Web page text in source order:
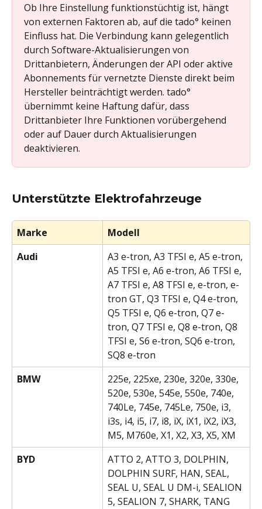
Ob Ihre Einstellung funktionstüchtig ist, hängt
von externen Faktoren ab, auf die tado° keinen
Einfluss hat. Die Verbindung kann gelegentlich
durch Software-Aktualisierungen von
Drittanbietern, Änderungen der API oder aktive
Abonnements für vernetzte Dienste direkt beim
Hersteller beinträchtigt werden. tado°
übernimmt keine Haftung dafür, dass
Drittanbieter Ihre Funktionen vorübergehend
oder auf Dauer durch Aktualisierungen
deaktivieren.
Unterstützte Elektrofahrzeuge
Marke
Modell
Audi
A3 e-tron, A3 TFSI e, A5 e-tron,
A5 TFSI e, A6 e-tron, A6 TFSI e,
A7 TFSI e, A8 TFSI e, e-tron, e-
tron GT, Q3 TFSI e, Q4 e-tron,
Q5 TFSI e, Q6 e-tron, Q7 e-
tron, Q7 TFSI e, Q8 e-tron, Q8
TFSI e, S6 e-tron, SQ6 e-tron,
SQ8 e-tron
BMW
225e, 225xe, 230e, 320e, 330e,
520e, 530e, 545e, 550e, 740e,
740Le, 745e, 745Le, 750e, i3,
i3s, i4, i5, i7, i8, iX, iX1, iX2, iX3,
M5, M760e, X1, X2, X3, X5, XM
BYD
ATTO 2, ATTO 3, DOLPHIN,
DOLPHIN SURF, HAN, SEAL,
SEAL U, SEAL U DM-i, SEALION
5, SEALION 7, SHARK, TANG